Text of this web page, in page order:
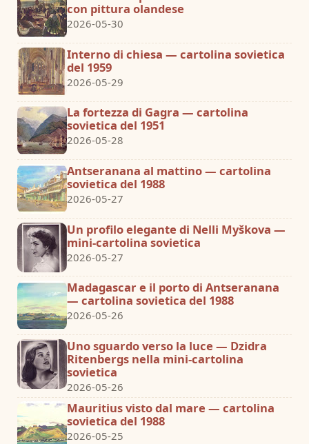
con pittura olandese
2026-05-30
Interno di chiesa — cartolina sovietica
del 1959
2026-05-29
La fortezza di Gagra — cartolina
sovietica del 1951
2026-05-28
Antseranana al mattino — cartolina
sovietica del 1988
2026-05-27
Un profilo elegante di Nelli Myškova —
mini-cartolina sovietica
2026-05-27
Madagascar e il porto di Antseranana
— cartolina sovietica del 1988
2026-05-26
Uno sguardo verso la luce — Dzidra
Ritenbergs nella mini-cartolina
sovietica
2026-05-26
Mauritius visto dal mare — cartolina
sovietica del 1988
2026-05-25